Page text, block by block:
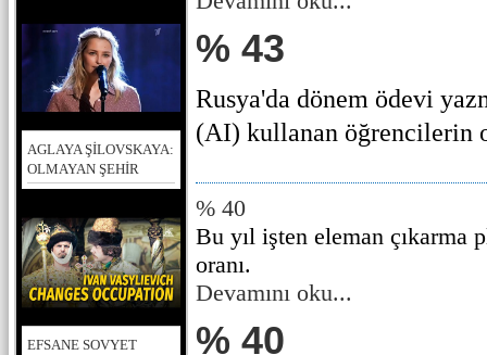
AGLAYA ŞİLOVSKAYA:
OLMAYAN ŞEHİR
EFSANE SOVYET
% 43
Rusya'da dönem ödevi
(AI) kullanan öğrencilerin
% 40
Bu yıl işten eleman çıkarma
oranı.
Devamını oku...
% 40